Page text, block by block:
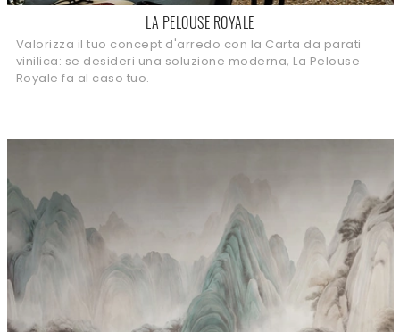
LA PELOUSE ROYALE
Valorizza il tuo concept d'arredo con la Carta da parati
vinilica: se desideri una soluzione moderna, La Pelouse
Royale fa al caso tuo.